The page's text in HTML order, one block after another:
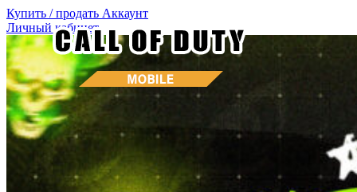
Купить / продать Аккаунт
Личный кабинет